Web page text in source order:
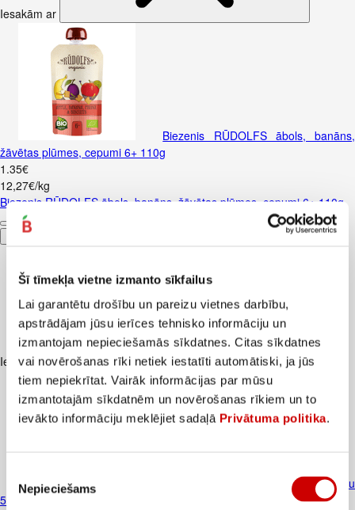
Šī tīmekļa vietne izmanto sīkfailus
Lai garantētu drošību un pareizu vietnes darbību,
apstrādājam jūsu ierīces tehnisko informāciju un
izmantojam nepieciešamās sīkdatnes. Citas sīkdatnes
vai novērošanas rīki netiek iestatīti automātiski, ja jūs
tiem nepiekrītat. Vairāk informācijas par mūsu
izmantotajām sīkdatnēm un novērošanas rīkiem un to
ievākto informāciju meklējiet sadaļā Privātuma politika.
izvēle
Nepieciešams
Iesakām ar
Biezenis RŪDOLFS ābols, banāns,
žāvētas plūmes, cepumi 6+ 110g
1 .35€
12,27€/kg
Biezenis RŪDOLFS ābols, banāns, žāvētas plūmes, cepumi 6+ 110g
Pievienot
Iesakām ar
Biezenis KUBUŠ BABY banānu ar putru
5+ 100g